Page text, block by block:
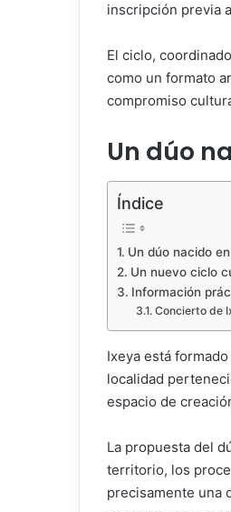
inscripción previa
El ciclo,
como un formato
compromiso
Un dúo
Índice
Un dúo nacido
Un nuevo ciclo
Información
Concierto de
Ixeya está
localidad
espacio de
La propuesta del
territorio, los
precisamente una